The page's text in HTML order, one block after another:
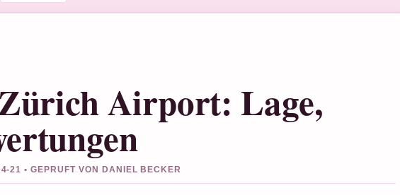
Airport: Lage,
21 • GEPRUFT VON DANIEL BECKER